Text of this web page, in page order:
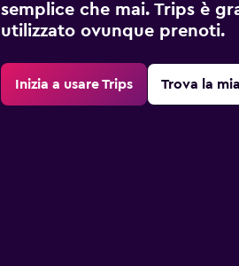
semplice che mai. Trips è
utilizzato ovunque prenoti.
Inizia a usare Trips Trova la